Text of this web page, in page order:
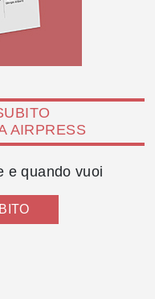
AIRPRESS
e quando vuoi